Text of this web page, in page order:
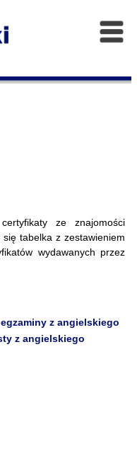
ze znajomości
tabelka z zestawieniem
wydawanych przez
egzaminy z angielskiego
z angielskiego